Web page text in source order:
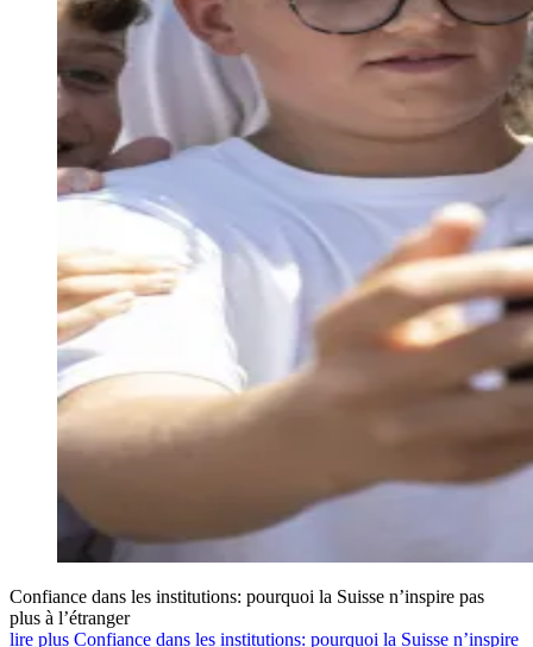
Confiance dans les institutions: pourquoi la Suisse n’inspire pas
plus à l’étranger
lire plus Confiance dans les institutions: pourquoi la Suisse n’inspire